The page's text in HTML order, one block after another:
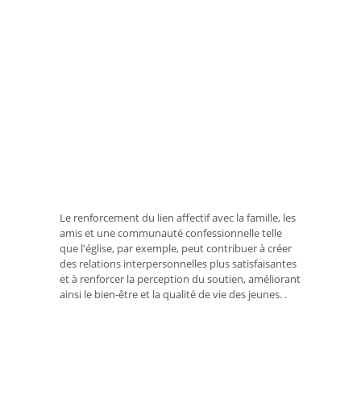
Le renforcement du lien affectif avec la famille, les
amis et une communauté confessionnelle telle
que l'église, par exemple, peut contribuer à créer
des relations interpersonnelles plus satisfaisantes
et à renforcer la perception du soutien, améliorant
ainsi le bien-être et la qualité de vie des jeunes. .